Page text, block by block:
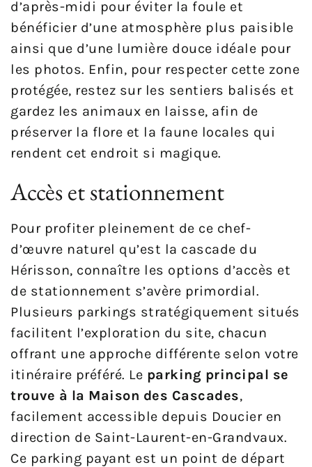
d’après-midi pour éviter la foule et
bénéficier d’une atmosphère plus paisible
ainsi que d’une lumière douce idéale pour
les photos. Enfin, pour respecter cette zone
protégée, restez sur les sentiers balisés et
gardez les animaux en laisse, afin de
préserver la flore et la faune locales qui
rendent cet endroit si magique.
Accès et stationnement
Pour profiter pleinement de ce chef-
d’œuvre naturel qu’est la cascade du
Hérisson, connaître les options d’accès et
de stationnement s’avère primordial.
Plusieurs parkings stratégiquement situés
facilitent l’exploration du site, chacun
offrant une approche différente selon votre
itinéraire préféré. Le parking principal se
trouve à la Maison des Cascades,
facilement accessible depuis Doucier en
direction de Saint-Laurent-en-Grandvaux.
Ce parking payant est un point de départ